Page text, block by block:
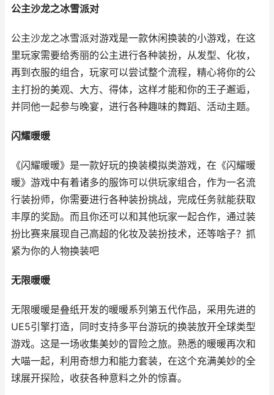
公主沙龙之冰雪派对
公主沙龙之冰雪派对游戏是一款休闲换装的小游戏，在这
里玩家需要给秀丽的公主进行各种装扮，从发型、化妆，
再到衣服的组合，玩家可以尝试整个流程，精心将你的公
主打扮的美观、大方、得体，这样才能和你的王子邂逅，
并同他一起参与晚宴，进行各种趣味的舞蹈、活动主题。
闪耀暖暖
《闪耀暖暖》是一款好玩的换装模拟类游戏，在《闪耀暖
暖》游戏中有着诸多的服饰可以供玩家组合，作为一名流
行装扮师，你需要进行各种装扮挑战，完成任务就能获取
丰厚的奖励。而且你还可以和其他玩家一起合作，通过装
扮比赛来展现自己高超的化妆及装扮技术，还等啥子？抓
紧为你的人物换装吧
无限暖暖
无限暖暖是叠纸开发的暖暖系列第五代作品，采用先进的
UE5引擎打造，同时支持多平台游玩的换装放开全球类型
游戏。这是一场收集美妙的冒险之旅。熟悉的暖暖再次和
大喵一起，利用奇想力和能力套装，在这个充满美妙的全
球展开探险，收获各种意料之外的惊喜。